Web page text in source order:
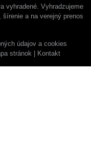
vyhradené. Vyhradzujeme
a na verejný prenos
údajov a cookies
stránok Kontakt